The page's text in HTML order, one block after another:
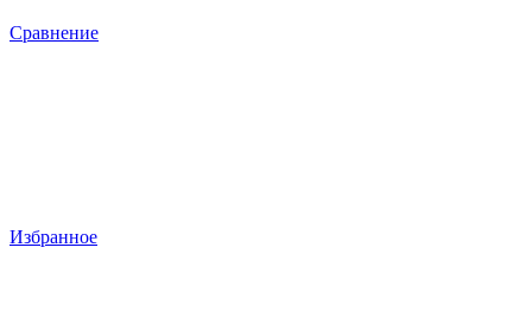
Сравнение
Избранное